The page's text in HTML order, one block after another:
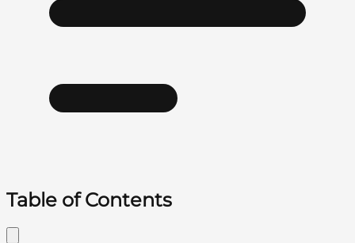
Table of Contents